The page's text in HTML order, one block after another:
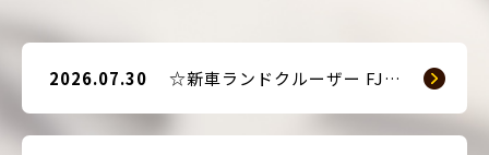
2026.07.30 ☆新車ランドクルーザー FJ（TRJ240） × Argus D1 & 前後ドライブレコーダー取付☆